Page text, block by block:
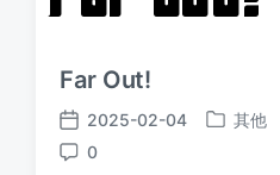
Far Out!
发
布
2025-02-04
发
其他
评
0